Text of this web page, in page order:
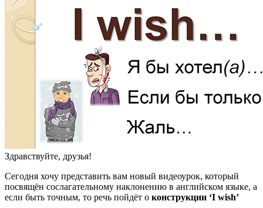
Здравствуйте, друзья!
Сегодня хочу представить вам новый видеоурок, который
посвящён сослагательному наклонению в английском языке, а
если быть точным, то речь пойдёт о конструкции ‘I wish’